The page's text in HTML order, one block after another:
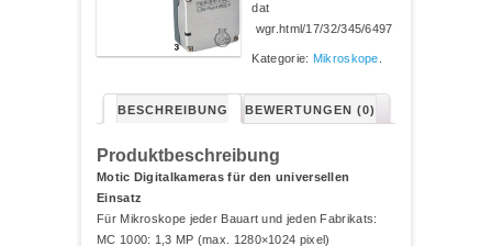
dat
wgr.html/17/32/345/6497
Kategorie: Mikroskope
BESCHREIBUNG BEWERTUNGEN (0)
Produktbeschreibung
Motic Digitalkameras für den universellen
Einsatz
Für Mikroskope jeder Bauart und jeden Fabrikats:
MC 1000: 1,3 MP (max. 1280×1024 pixel)